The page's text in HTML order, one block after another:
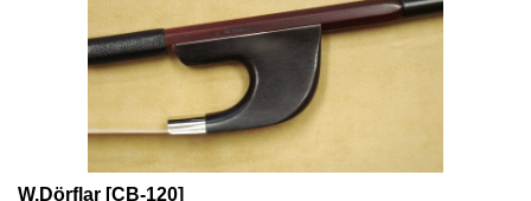
W.Dörflar [CB-120]